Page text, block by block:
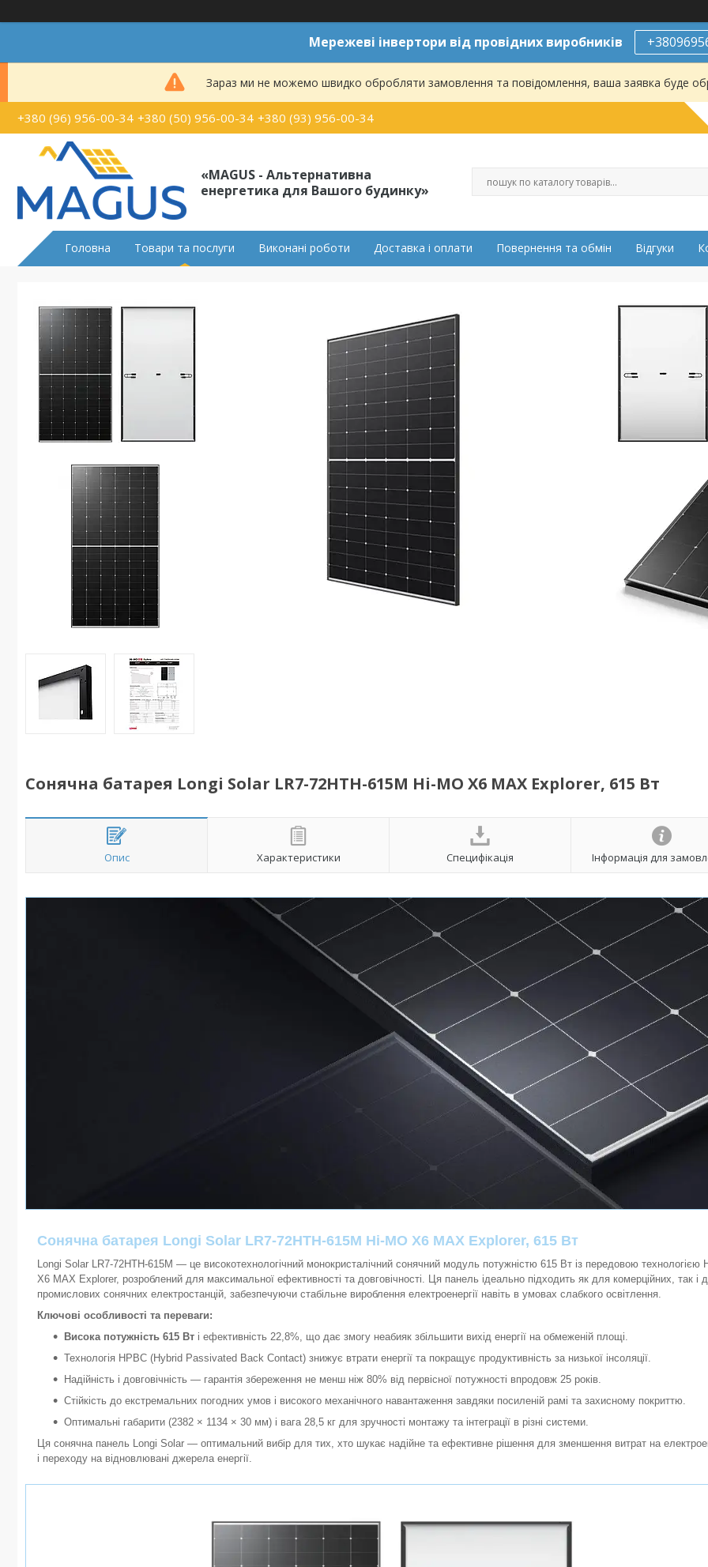
Мережеві інвертори від провідних виробників
Зараз ми не можемо швидко обробляти замовлення та повідомлення, ваша заявка буде
+380 (96) 956-00-34 +380 (50) 956-00-34 +380 (93) 956-00-34
«MAGUS - Альтернативна
енергетика для Вашого будинку»
Головна Товари та послуги Виконані роботи Доставка і оплати Повернення та обмін Відгуки
Сонячна батарея Longi Solar LR7-72HTH-615M Hi-MO X6 MAX Explorer, 615 Вт
Опис Характеристики Специфікація Інформація для
Сонячна батарея Longi Solar LR7-72HTH-615M Hi-MO X6 MAX Explorer, 615 Вт
Longi Solar LR7-72HTH-615M — це високотехнологічний монокристалічний сонячний модуль потужністю 615 Вт із передовою технологією
X6 MAX Explorer, розроблений для максимальної ефективності та довговічності. Ця панель ідеально підходить як для комерційних, так і
промислових сонячних електростанцій, забезпечуючи стабільне вироблення електроенергії навіть в умовах слабкого освітлення.
Ключові особливості та переваги:
Висока потужність 615 Вт і ефективність 22,8%, що дає змогу неабияк збільшити вихід енергії на обмеженій площі.
Технологія HPBC (Hybrid Passivated Back Contact) знижує втрати енергії та покращує продуктивність за низької інсоляції.
Надійність і довговічність — гарантія збереження не менш ніж 80% від первісної потужності впродовж 25 років.
Стійкість до екстремальних погодних умов і високого механічного навантаження завдяки посиленій рамі та захисному покриттю.
Оптимальні габарити (2382 × 1134 × 30 мм) і вага 28,5 кг для зручності монтажу та інтеграції в різні системи.
Ця сонячна панель Longi Solar — оптимальний вибір для тих, хто шукає надійне та ефективне рішення для зменшення витрат на
і переходу на відновлювані джерела енергії.